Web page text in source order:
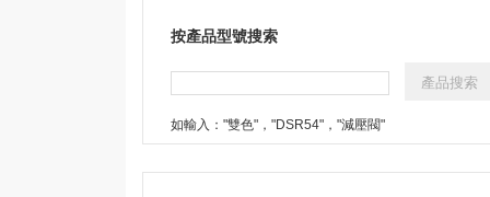
按產品型號搜索
如輸入："雙色"，"DSR54"，"減壓閥"